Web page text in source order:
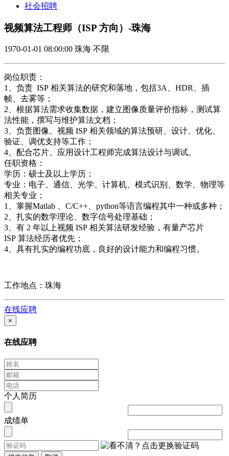
社会招聘
视频算法工程师（ISP 方向）-珠海
1970-01-01 08:00:00 珠海 不限
岗位职责：
1、负责 ISP 相关算法的研究和落地，包括3A、HDR、插
帧、去雾等；
2、根据算法需求收集数据，建立图像质量评价指标，测试算
法性能，撰写与维护算法文档；
3、负责图像、视频 ISP 相关领域的算法预研、设计、优化、
验证、调优支持等工作；
4、配合芯片、应用设计工程师完成算法设计与调试。
任职资格：
学历：硕士及以上学历；
专业：电子、通信、光学、计算机、模式识别、数学、物理等
相关专业；
1、掌握Matlab 、C/C++、python等语言编程其中一种或多种；
2、扎实的数学理论、数字信号处理基础；
3、有 2 年以上视频 ISP 相关算法研发经验，有量产芯片
ISP 算法经历者优先；
4、具有扎实的编程功底，良好的设计能力和编程习惯。
工作地点：珠海
在线应聘
×
在线应聘
个人简历
成绩单